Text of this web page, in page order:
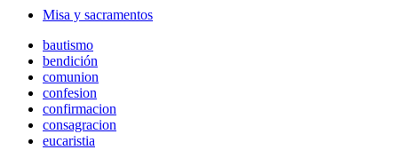
Misa y sacramentos
bautismo
bendición
comunion
confesion
confirmacion
consagracion
eucaristia